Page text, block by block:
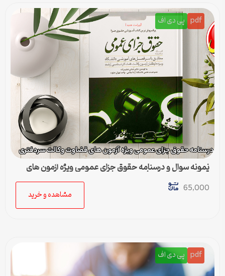
pdf پی دی اف
نمونه سوال و درسنامه حقوق جزای عمومی ویژه آزمون های
قضاوت وکالت سردفتری
65,000
مشاهده و خرید
pdf پی دی اف